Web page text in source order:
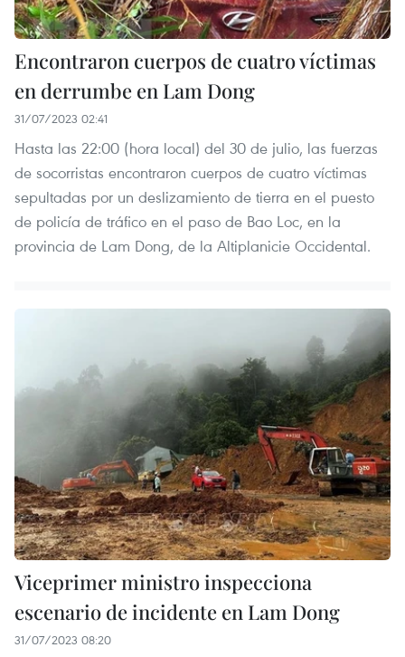
Encontraron cuerpos de cuatro víctimas
en derrumbe en Lam Dong
31/07/2023 02:41
Hasta las 22:00 (hora local) del 30 de julio, las fuerzas
de socorristas encontraron cuerpos de cuatro víctimas
sepultadas por un deslizamiento de tierra en el puesto
de policía de tráfico en el paso de Bao Loc, en la
provincia de Lam Dong, de la Altiplanicie Occidental.
Viceprimer ministro inspecciona
escenario de incidente en Lam Dong
31/07/2023 08:20